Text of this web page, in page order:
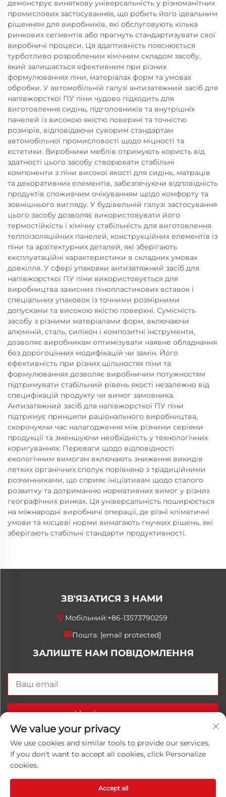
демонструє виняткову універсальність у різноманітних
промислових застосуваннях, що робить його ідеальним
рішенням для виробників, які обслуговують кілька
ринкових сегментів або прагнуть стандартизувати свої
виробничі процеси. Ця адаптивність пояснюється
турботливо розробленим хімічним складом засобу,
який залишається ефективним при різних
формулюваннях піни, матеріалах форм та умовах
обробки. У автомобільній галузі антизатяжний засіб для
напівжорсткої ПУ піни чудово підходить для
виготовлення сидінь, підголовників та внутрішніх
панелей із високою якістю поверхні та точністю
розмірів, відповідаючи суворим стандартам
автомобільної промисловості щодо міцності та
естетики. Виробники меблів отримують користь від
здатності цього засобу створювати стабільні
компоненти з піни високої якості для сидінь, матраців
та декоративних елементів, забезпечуючи відповідність
продуктів споживчим очікуванням щодо комфорту та
зовнішнього вигляду. У будівельній галузі застосування
цього засобу дозволяє використовувати його
термостійкість і хімічну стабільність для виготовлення
теплоізоляційних панелей, конструкційних елементів із
піни та архітектурних деталей, які зберігають
експлуатаційні характеристики в складних умовах
довкілля. У сфері упаковки антизатяжний засіб для
напівжорсткої ПУ піни використовується для
виробництва захисних пінопластикових вставок і
спеціальних упаковок із точними розмірними
допусками та високою якістю поверхні. Сумісність
засобу з різними матеріалами форм, включаючи
алюміній, сталь, силікон і композитні інструменти,
дозволяє виробникам оптимізувати наявне обладнання
без дорогоцінних модифікацій чи замін. Його
ефективність при різних щільностях піни та
формулюваннях дозволяє виробничим потужностям
підтримувати стабільний рівень якості незалежно від
специфікацій продукту чи вимог замовника.
Антизатяжний засіб для напівжорсткої ПУ піни
підтримує принципи раціонального виробництва,
скорочуючи час налагодження між різними серіями
продукції та зменшуючи необхідність у технологічних
коригуваннях. Переваги щодо відповідності
екологічним вимогам включають зниження викидів
летких органічних сполук порівняно з традиційними
розчинниками, що сприяє ініціативам щодо сталого
розвитку та дотриманню нормативних вимог у різних
географічних ринках. Ця універсальність поширюється
на міжнародні виробничі операції, де різні кліматичні
умови та місцеві норми вимагають гнучких рішень, які
зберігають стабільні стандарти продуктивності.
ЗВ'ЯЗАТИСЯ З НАМИ
Мобільний:+86-13573790259
Пошта: [email protected]
ЗАЛИШТЕ НАМ ПОВІДОМЛЕННЯ
Надіслати зараз
Авторське право © 2025 China Shandong Luwanhong
конфіденційності
We value your privacy
We use cookies and similar tools to provide our services.
If you don't want to accept all cookies, click Personalize
cookies.
Accept all